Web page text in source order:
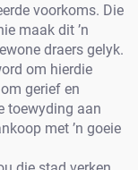
voorkoms. Die
maak dit ’n
draers gelyk.
om hierdie
gerief en
toewyding aan
met ’n goeie